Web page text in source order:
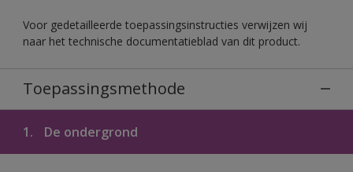
Voor gedetailleerde toepassingsinstructies verwijzen wij
naar het technische documentatieblad van dit product.
Toepassingsmethode
1. De ondergrond